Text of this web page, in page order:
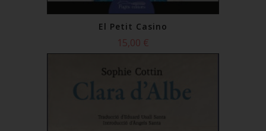
El Petit Casino
15,00 €